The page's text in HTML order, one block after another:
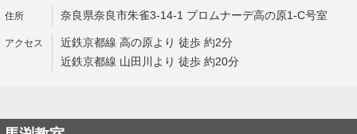
奈良県奈良市朱雀3-14-1 プロムナーデ高の原1-C号室
近鉄京都線 高の原より 徒歩 約2分
近鉄京都線 山田川より 徒歩 約20分